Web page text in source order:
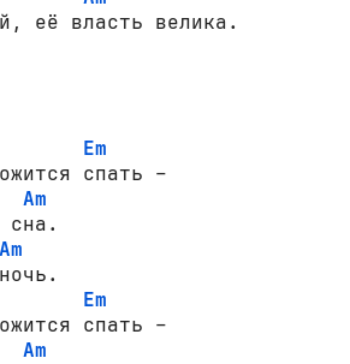
её власть велика.
Em
спать –
Am
Am
Em
спать –
Am